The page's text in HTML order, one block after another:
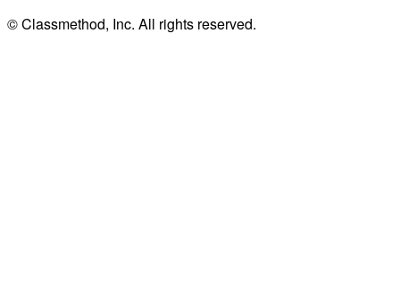
© Classmethod, Inc. All rights reserved.